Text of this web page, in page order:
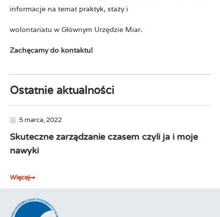
informacje na temat praktyk, staży i
wolontariatu w Głównym Urzędzie Miar.
Zachęcamy do kontaktu!
Ostatnie aktualności
5 marca, 2022
Skuteczne zarządzanie czasem czyli ja i moje
nawyki
Więcej